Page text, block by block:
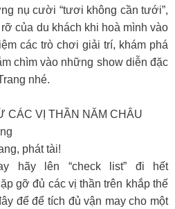
nụ cười “tươi không cần tưới”,
của du khách khi hoà mình vào
các trò chơi giải trí, khám phá
chìm vào những show diễn đặc
nhé.
CÁC VỊ THẦN NĂM CHÂU
phát tài!
hãy lên “check list” đi hết
gỡ đủ các vị thần trên khắp thế
để để tích đủ vận may cho một